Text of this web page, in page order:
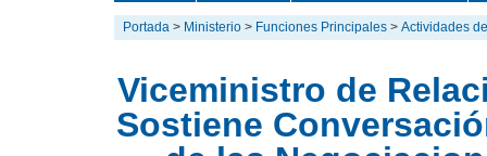
Portada > Ministerio > Funciones Principales > Actividades
Viceministro de
Sostiene